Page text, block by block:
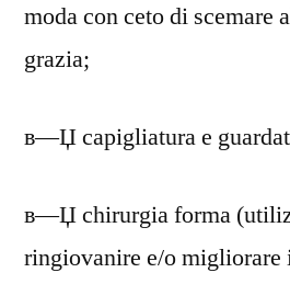
moda con ceto di scemare
grazia;
в—Џ capigliatura e
в—Џ chirurgia forma
ringiovanire e/o migliorare